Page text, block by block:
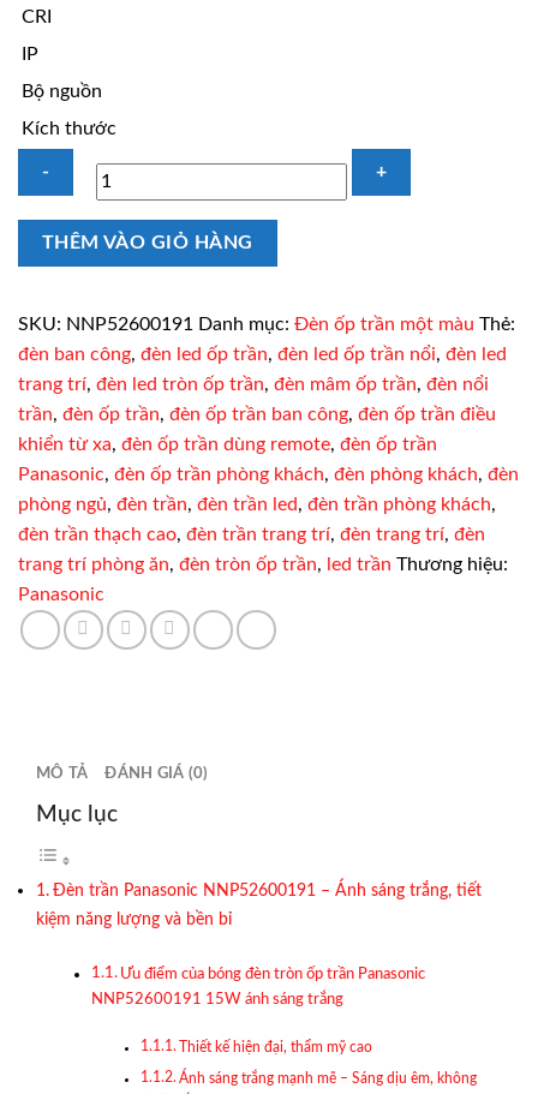
CRI
IP
Bộ nguồn
Kích thước
Bóng
ốp
NNP52600191
15W
số
lượng
THÊM VÀO GIỎ HÀNG
SKU: NNP52600191 Danh mục: Đèn ốp trần một màu Thẻ:
đèn ban công, đèn led ốp trần, đèn led ốp trần nổi, đèn led
trang trí, đèn led tròn ốp trần, đèn mâm ốp trần, đèn nổi
trần, đèn ốp trần, đèn ốp trần ban công, đèn ốp trần điều
khiển từ xa, đèn ốp trần dùng remote, đèn ốp trần
Panasonic, đèn ốp trần phòng khách, đèn phòng khách, đèn
phòng ngủ, đèn trần, đèn trần led, đèn trần phòng khách,
đèn trần thạch cao, đèn trần trang trí, đèn trang trí, đèn
trang trí phòng ăn, đèn tròn ốp trần, led trần Thương hiệu:
Panasonic
MÔ TẢ ĐÁNH GIÁ (0)
Mục lục
Đèn trần Panasonic NNP52600191 – Ánh sáng trắng, tiết
kiệm năng lượng và bền bỉ
Ưu điểm của bóng đèn tròn ốp trần Panasonic
NNP52600191 15W ánh sáng trắng
Thiết kế hiện đại, thẩm mỹ cao
Ánh sáng trắng mạnh mẽ – Sáng dịu êm, không